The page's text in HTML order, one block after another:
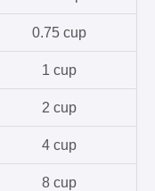
0.75 cup
1 cup
2 cup
4 cup
8 cup